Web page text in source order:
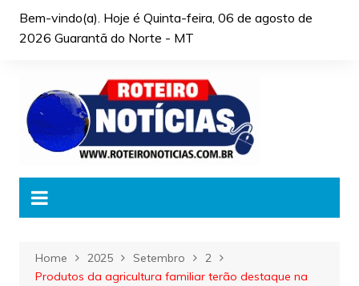
Bem-vindo(a). Hoje é Quinta-feira, 06 de agosto de
2026 Guarantã do Norte - MT
Home 2025 Setembro
2
Produtos da agricultura familiar terão destaque na